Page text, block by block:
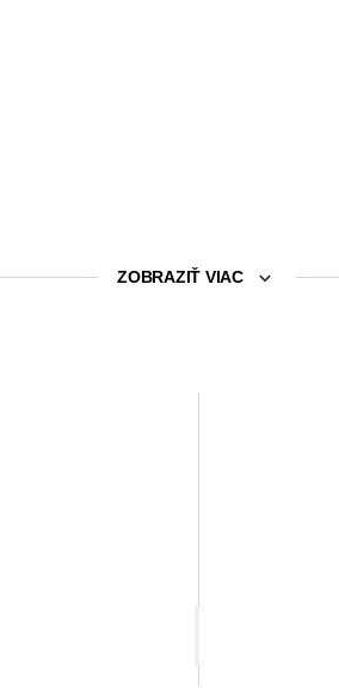
ZOBRAZIŤ VIAC